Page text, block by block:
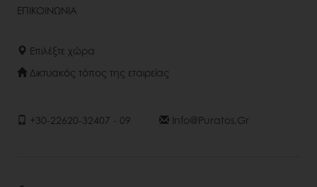
ΕΠΙΚΟΙΝΩΝΙΑ
Επιλέξτε χώρα
Δικτυακός τόπος της εταιρείας
+30-22620-32407 - 09 Info@puratos.gr